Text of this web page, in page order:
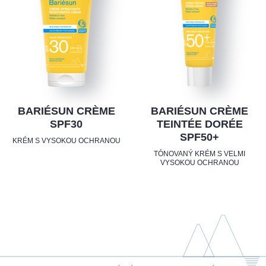
BARIÉSUN CRÈME
SPF30
KRÉM S VYSOKOU OCHRANOU
BARIÉSUN CRÈME
TEINTÉE DORÉE
SPF50+
TÓNOVANÝ KRÉM S VELMI
VYSOKOU OCHRANOU